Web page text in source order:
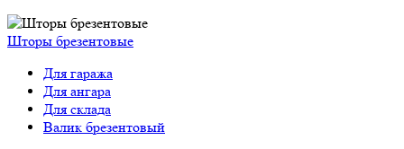
Шторы брезентовые
Для гаража
Для ангара
Для склада
Валик брезентовый